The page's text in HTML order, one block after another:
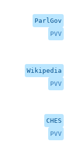
ParlGov
PVV
Wikipedia
PVV
CHES
PVV